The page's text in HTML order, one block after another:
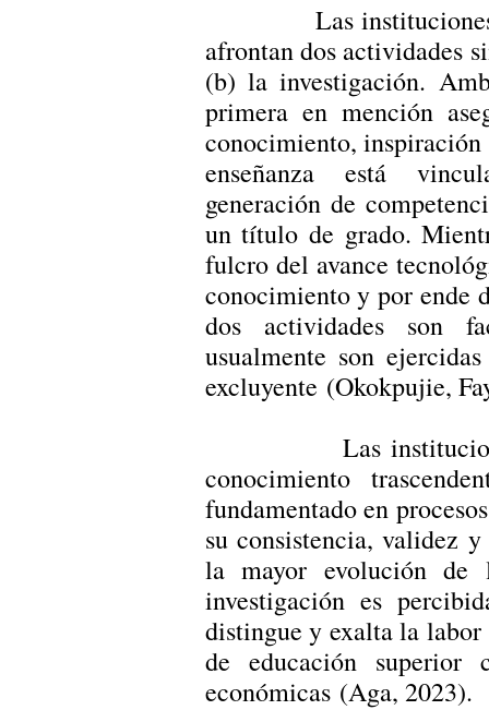
Las instituciones de
afrontan dos actividades
(b) la investigación.
primera en mención
conocimiento,
enseñanza está
generación de
un título de grado.
fulcro del avance
conocimiento y por ende
dos actividades son
usualmente son
excluyente (Okokpujie,
Las
conocimiento
fundamentado en
su consistencia, validez
la mayor evolución de
investigación es
distingue y exalta la labor
de educación superior
económicas (Aga, 2023).